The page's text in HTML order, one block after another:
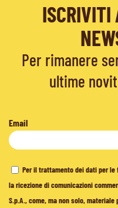
ISCRIVITI
Per rimanere
ultime
Email
Per il trattamento dei dati per
la ricezione di comunicazioni
S.p.A., come, ma non solo,